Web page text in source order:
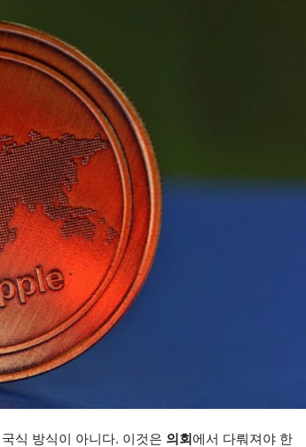
식 방식이 아니다. 이것은 의회에서 다뤄져야 한